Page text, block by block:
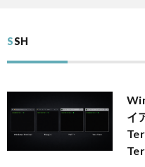
SSH
イ